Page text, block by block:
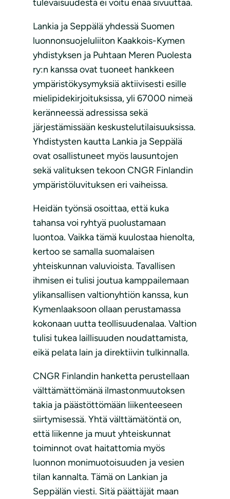
tulevaisuudesta ei voitu enää sivuuttaa.
Lankia ja Seppälä yhdessä Suomen
luonnonsuojeluliiton Kaakkois-Kymen
yhdistyksen ja Puhtaan Meren Puolesta
ry:n kanssa ovat tuoneet hankkeen
ympäristökysymyksiä aktiivisesti esille
mielipidekirjoituksissa, yli 67000 nimeä
keränneessä adressissa sekä
järjestämissään keskustelutilaisuuksissa.
Yhdistysten kautta Lankia ja Seppälä
ovat osallistuneet myös lausuntojen
sekä valituksen tekoon CNGR Finlandin
ympäristöluvituksen eri vaiheissa.
Heidän työnsä osoittaa, että kuka
tahansa voi ryhtyä puolustamaan
luontoa. Vaikka tämä kuulostaa hienolta,
kertoo se samalla suomalaisen
yhteiskunnan valuvioista. Tavallisen
ihmisen ei tulisi joutua kamppailemaan
ylikansallisen valtionyhtiön kanssa, kun
Kymenlaaksoon ollaan perustamassa
kokonaan uutta teollisuudenalaa. Valtion
tulisi tukea laillisuuden noudattamista,
eikä pelata lain ja direktiivin tulkinnalla.
CNGR Finlandin hanketta perustellaan
välttämättömänä ilmastonmuutoksen
takia ja päästöttömään liikenteeseen
siirtymisessä. Yhtä välttämätöntä on,
että liikenne ja muut yhteiskunnat
toiminnot ovat haitattomia myös
luonnon monimuotoisuuden ja vesien
tilan kannalta. Tämä on Lankian ja
Seppälän viesti. Sitä päättäjät maan